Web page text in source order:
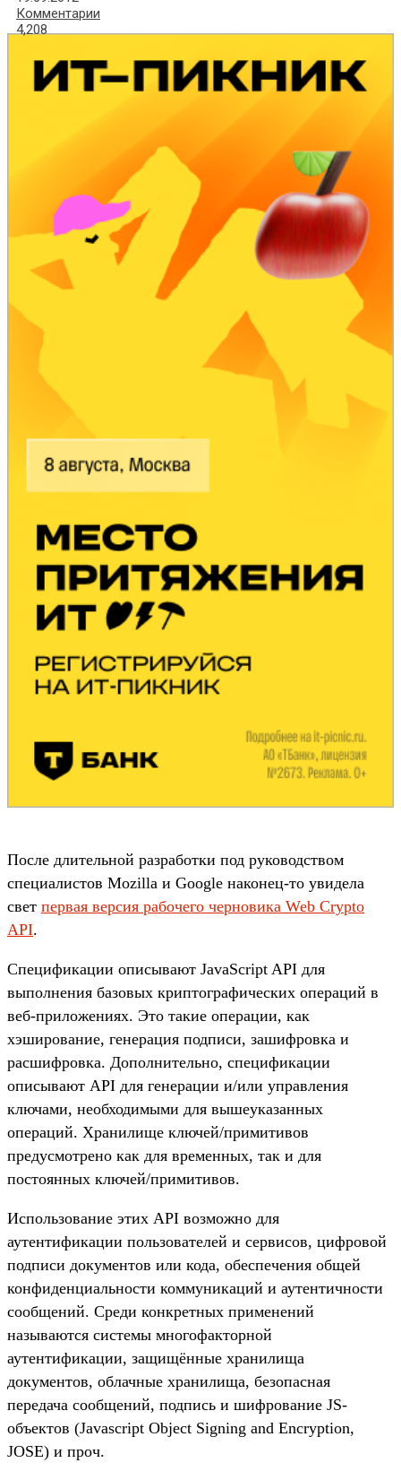
Комментарии
4,208
После длительной разработки под руководством
специалистов Mozilla и Google наконец-то увидела
свет первая версия рабочего черновика Web Crypto
API.
Спецификации описывают JavaScript API для
выполнения базовых криптографических операций в
веб-приложениях. Это такие операции, как
хэширование, генерация подписи, зашифровка и
расшифровка. Дополнительно, спецификации
описывают API для генерации и/или управления
ключами, необходимыми для вышеуказанных
операций. Хранилище ключей/примитивов
предусмотрено как для временных, так и для
постоянных ключей/примитивов.
Использование этих API возможно для
аутентификации пользователей и сервисов, цифровой
подписи документов или кода, обеспечения общей
конфиденциальности коммуникаций и аутентичности
сообщений. Среди конкретных применений
называются системы многофакторной
аутентификации, защищённые хранилища
документов, облачные хранилища, безопасная
передача сообщений, подпись и шифрование JS-
объектов (Javascript Object Signing and Encryption,
JOSE) и проч.